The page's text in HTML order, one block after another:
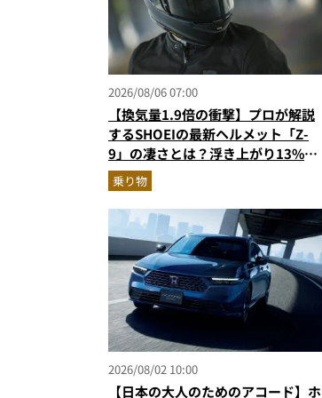
2026/08/06 07:00
【換気量1.9倍の衝撃】プロが解説
するSHOEIの最新ヘルメット「Z-
9」の凄さとは？浮き上がり13%減
で高速ライドも超快適な傑作フルフ
ェイス
乗り物
2026/08/02 10:00
【日本の大人のためのアコード】ホ